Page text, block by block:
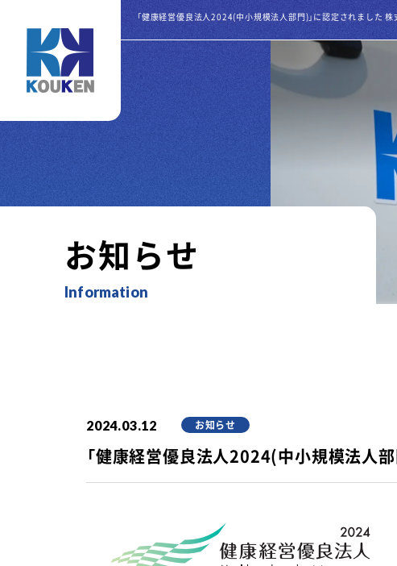
お知らせ
Information
2024.03.12 お知らせ
「健康経営優良法人2024(中小規模法人